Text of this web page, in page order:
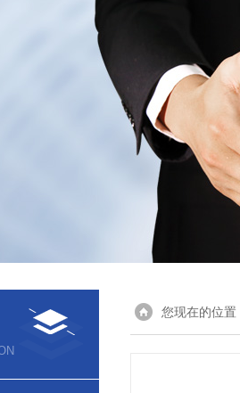
您现在的位置